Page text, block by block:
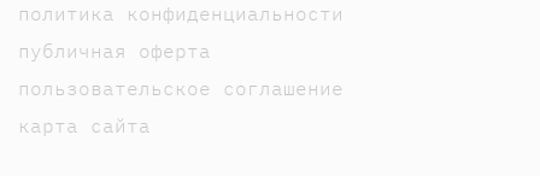
политика конфиденциальности
публичная оферта
пользовательское соглашение
карта сайта